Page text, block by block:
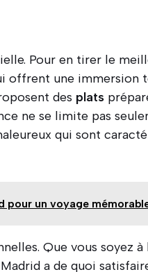
Pour en tirer le
offrent une immersion
des plats
ne se limite pas
qui sont
pour un voyage
Que vous soyez à
a de quoi